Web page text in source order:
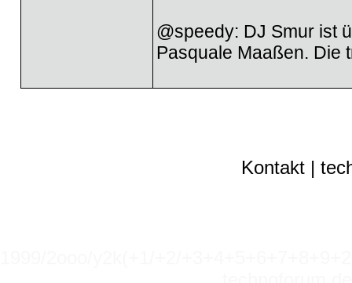
@speedy: DJ Smur ist
Pasquale Maaßen. Die
Kontakt |